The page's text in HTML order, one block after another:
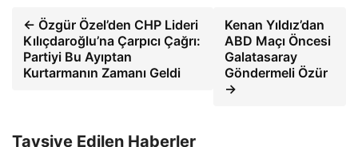
← Özgür Özel’den CHP Lideri
Kılıçdaroğlu’na Çarpıcı Çağrı:
Partiyi Bu Ayıptan
Kurtarmanın Zamanı Geldi
Kenan Yıldız’dan
ABD Maçı Öncesi
Galatasaray
Göndermeli Özür
→
Tavsiye Edilen Haberler